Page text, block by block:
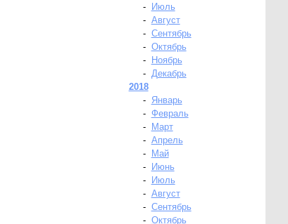
-
Июль
- Август
- Сентябрь
- Октябрь
-
Ноябрь
- Декабрь
2018
-
Январь
- Февраль
-
Март
- Апрель
-
Май
-
Июнь
-
Июль
- Август
- Сентябрь
- Октябрь